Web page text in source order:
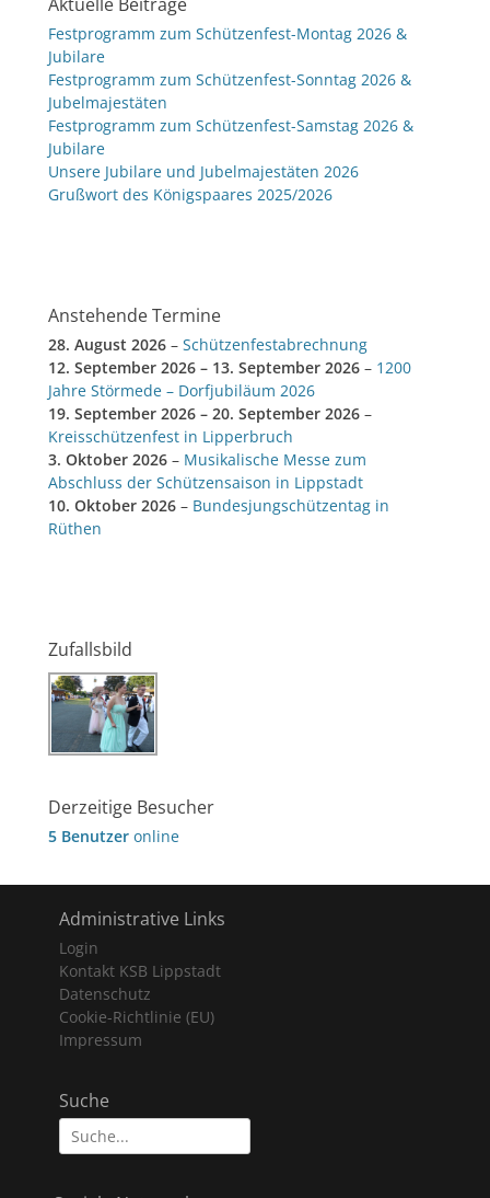
Festprogramm zum Schützenfest-Montag 2026 &
Jubilare
Festprogramm zum Schützenfest-Sonntag 2026 &
Jubelmajestäten
Festprogramm zum Schützenfest-Samstag 2026 &
Jubilare
Unsere Jubilare und Jubelmajestäten 2026
Grußwort des Königspaares 2025/2026
Anstehende Termine
28. August 2026 – Schützenfestabrechnung
12. September 2026 – 13. September 2026 – 1200
Jahre Störmede – Dorfjubiläum 2026
19. September 2026 – 20. September 2026 –
Kreisschützenfest in Lipperbruch
3. Oktober 2026 – Musikalische Messe zum
Abschluss der Schützensaison in Lippstadt
10. Oktober 2026 – Bundesjungschützentag in
Rüthen
Zufallsbild
Derzeitige Besucher
5 Benutzer online
Administrative Links
Login
Kontakt KSB Lippstadt
Datenschutz
Cookie-Richtlinie (EU)
Impressum
Suche
Suche
nach: